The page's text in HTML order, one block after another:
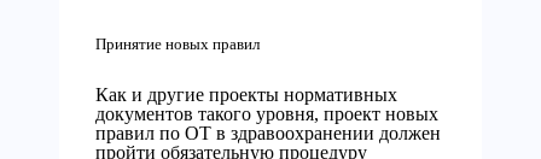
Принятие новых правил
Как и другие проекты нормативных
документов такого уровня, проект новых
правил по ОТ в здравоохранении должен
пройти обязательную процедуру